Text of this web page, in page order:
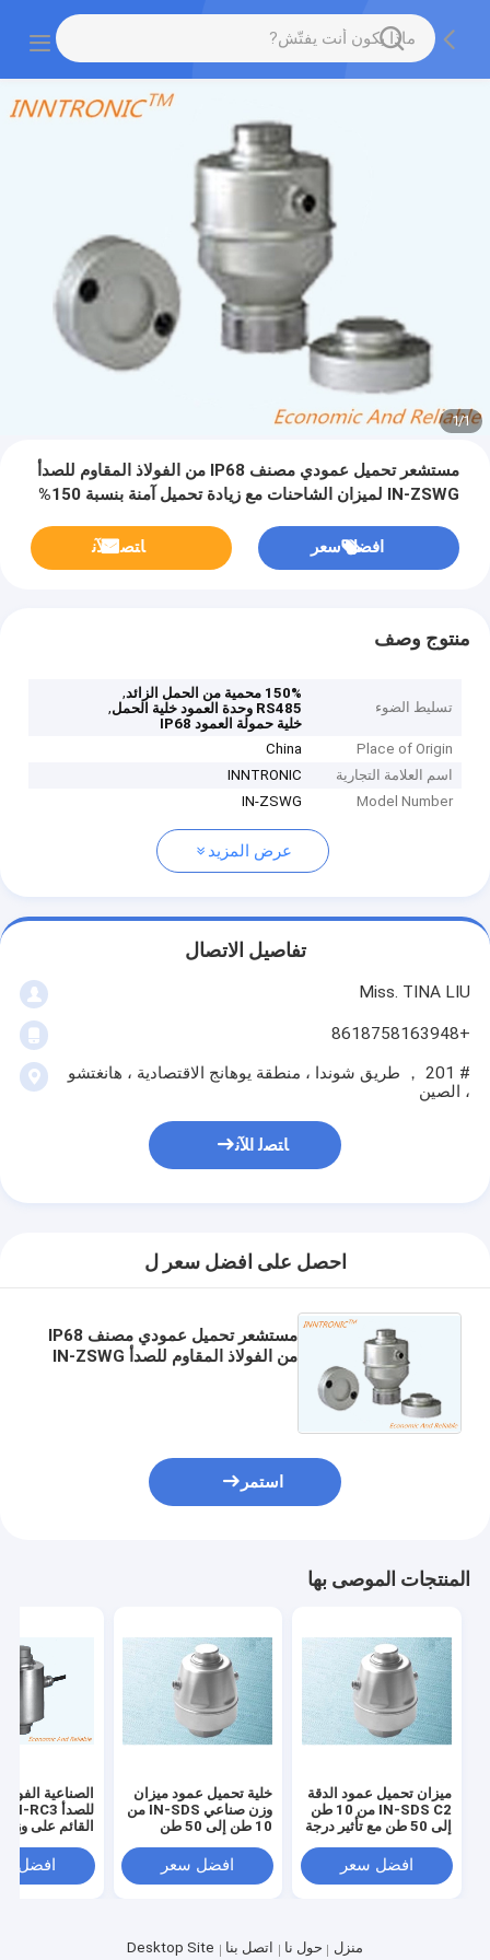
1
/
1
مستشعر تحميل عمودي مصنف IP68 من الفولاذ المقاوم للصدأ
IN-ZSWG لميزان الشاحنات مع زيادة تحميل آمنة بنسبة 150%
افضل سعر
ﺎﺘﺼﻟ ﺍﻶﻧ
منتوج وصف
تسليط الضوء
150% محمية من الحمل الزائد
,
RS485 وحدة العمود خلية الحمل
,
خلية حمولة العمود IP68
Place of Origin
China
اسم العلامة التجارية
INNTRONIC
Model Number
IN-ZSWG
عرض المزيد
تفاصيل الاتصال
Miss. TINA LIU
+8618758163948
# 201 ， طريق شوندا ، منطقة يوهانج الاقتصادية ، هانغتشو
، الصين
ﺎﺘﺼﻟ ﺍﻶﻧ
احصل على افضل سعر ل
مستشعر تحميل عمودي مصنف IP68
من الفولاذ المقاوم للصدأ IN-ZSWG
استمر
المنتجات الموصى بها
ميزان تحميل عمود الدقة
IN-SDS C2 من 10 طن
إلى 50 طن مع تأثير درجة
±0.1% F.S. لميزان
الشاحنات
افضل سعر
خلية تحميل عمود ميزان
وزن صناعي IN-SDS من
10 طن إلى 50 طن
البيئات القاسية
افضل سعر
الصناعية
القائم على
IP68 للجسر الوزن
افضل
منزل حول نا اتصل بنا Desktop Site